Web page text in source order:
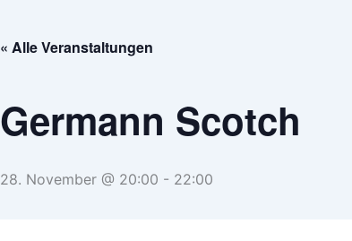
« Alle Veranstaltungen
Germann Scotch
28. November @ 20:00 - 22:00